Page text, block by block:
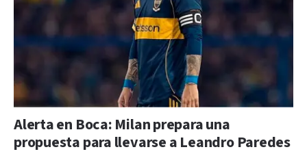
Alerta en Boca: Milan prepara una
propuesta para llevarse a Leandro Paredes